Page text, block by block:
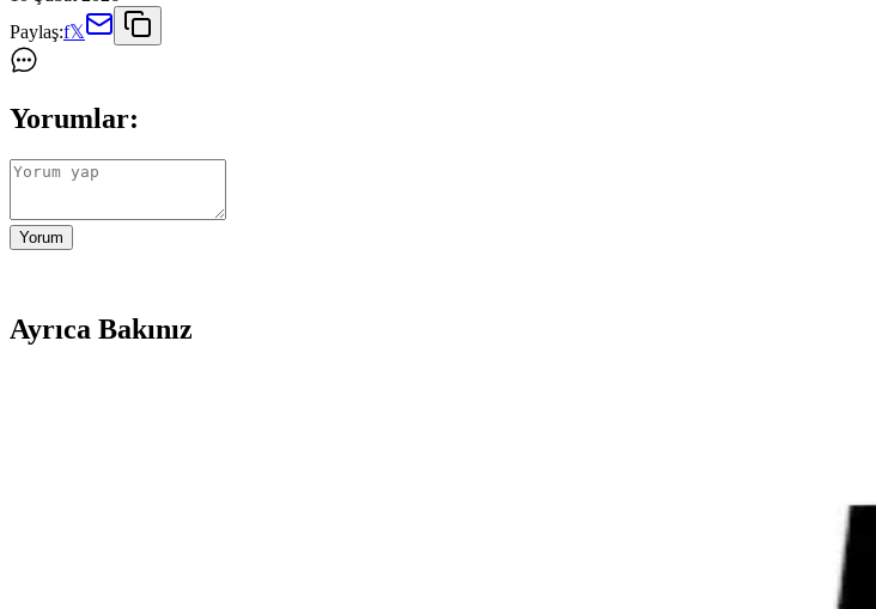
Paylaş:f𝕏
Yorumlar:
Yorum
Ayrıca Bakınız
DUFF CLEAN Mikrofiber Saç Kurutma Bonesi Modern ve Şık Tasarımıyla
DUFF CLEAN saç kurutma bonesi, mikrofiber yapısı ve şık tasarımıyla saçları nazikçe kurutur, kullanım
Orginx Hızlı Saç Uzatma Serumu ve Kara Sarımsak Yağı ile Saç Sağlığında Yeni Dönem